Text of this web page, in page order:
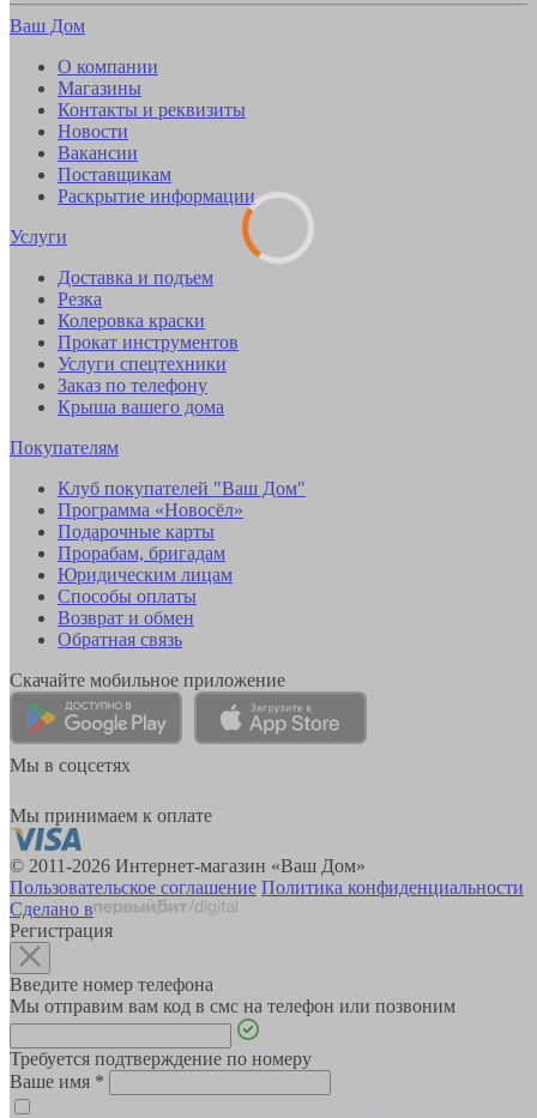
Ваш Дом
О компании
Магазины
Контакты и реквизиты
Новости
Вакансии
Поставщикам
Раскрытие информации
Услуги
Доставка и подъем
Резка
Колеровка краски
Прокат инструментов
Услуги спецтехники
Заказ по телефону
Крыша вашего дома
Покупателям
Клуб покупателей "Ваш Дом"
Программа «Новосёл»
Подарочные карты
Прорабам, бригадам
Юридическим лицам
Способы оплаты
Возврат и обмен
Обратная связь
Скачайте мобильное приложение
Мы в соцсетях
Мы принимаем к оплате
© 2011-2026 Интернет-магазин «Ваш Дом»
Пользовательское соглашение Политика конфиденциальности
Сделано в
Регистрация
Введите номер телефона
Мы отправим вам код в смс на телефон или позвоним
Требуется подтверждение по номеру
Ваше имя *